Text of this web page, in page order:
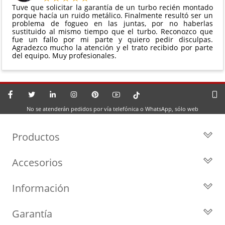
Tuve que solicitar la garantía de un turbo recién montado
porque hacía un ruido metálico. Finalmente resultó ser un
problema de fogueo en las juntas, por no haberlas
sustituido al mismo tiempo que el turbo. Reconozco que
fue un fallo por mi parte y quiero pedir disculpas.
Agradezco mucho la atención y el trato recibido por parte
del equipo. Muy profesionales.
No se atenderán pedidos por vía telefónica o WhatsApp, sólo web
Productos
Turbos por Marca
Cartuchos
Accesorios
Geometrías
Información
Privacidad y Aviso Legal
Garantía